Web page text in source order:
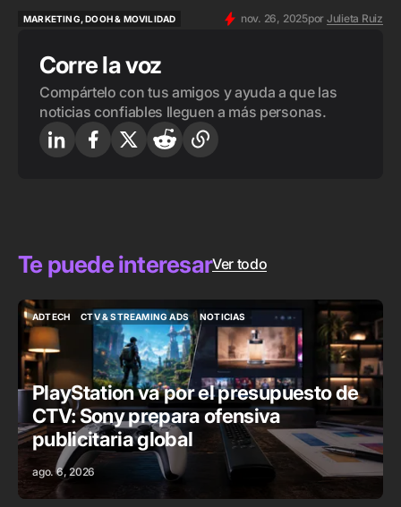
MARKETING, DOOH & MOVILIDAD
nov. 26, 2025por Julieta Ruiz
Corre la voz
Compártelo con tus amigos y ayuda a que las
noticias confiables lleguen a más personas.
Te puede interesarVer todo
ADTECH
ADTECH
CTV & STREAMING ADS
CTV & STREAMING ADS
NOTICIAS
NOTICIAS
PlayStation va por el presupuesto de
CTV: Sony prepara ofensiva
publicitaria global
ago. 6, 2026